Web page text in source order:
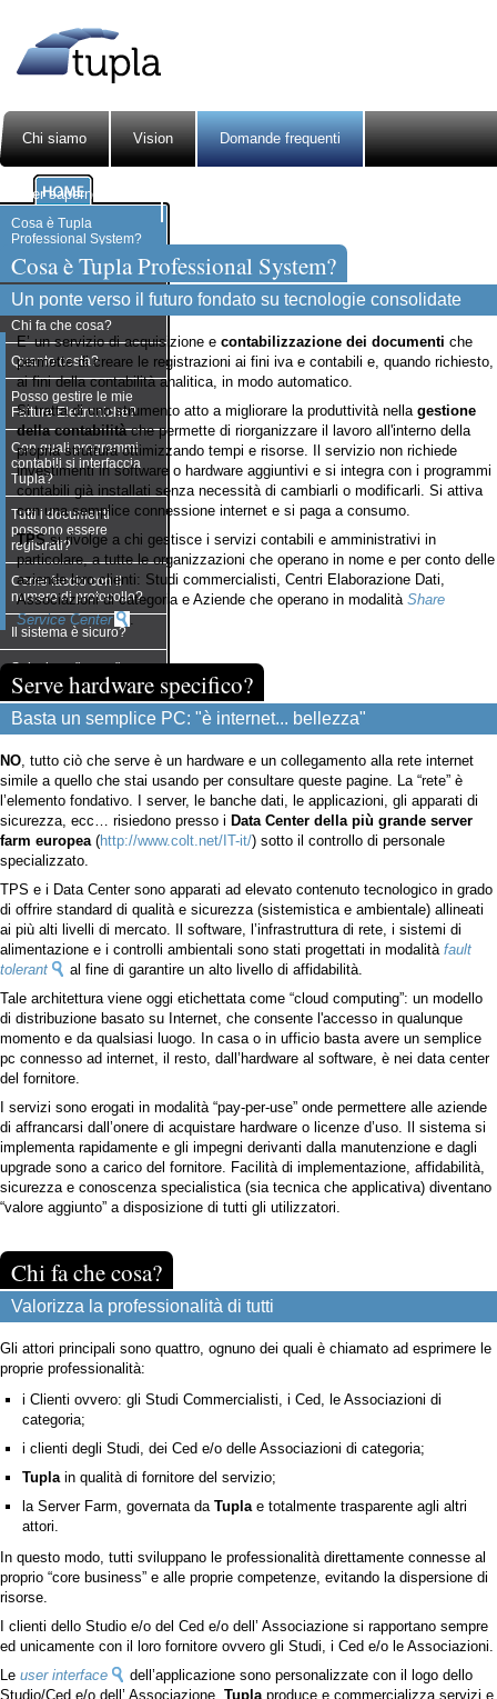
Chi siamo Vision Domande frequenti
Per saperne di più
Cosa è Tupla
Professional System?
Serve hardware
specifico?
Chi fa che cosa?
Quanto costa?
Posso gestire le mie
Fatture Elettroniche?
Con quali programmi
contabili si interfaccia
Tupla?
Tutti i documenti
possono essere
registrati?
Come faccio con il
numero di protocollo?
Il sistema è sicuro?
Soluzione "green"
Cosa è Tupla Professional System?
Un ponte verso il futuro fondato su tecnologie consolidate
E’ un servizio di acquisizione e contabilizzazione dei documenti che
permette di creare le registrazioni ai fini iva e contabili e, quando richiesto,
ai fini della contabilità analitica, in modo automatico.
Si tratta di uno strumento atto a migliorare la produttività nella gestione
della contabilitàche permette di riorganizzare il lavoro all'interno della
propria struttura ottimizzando tempi e risorse. Il servizio non richiede
investimenti in software o hardware aggiuntivi e si integra con i programmi
contabili già installati senza necessità di cambiarli o modificarli. Si attiva
con una semplice connessione internet e si paga a consumo.
TPSsi rivolge a chi gestisce i servizi contabili e amministrativi in
particolare, a tutte le organizzazioni che operano in nome e per conto delle
aziende loro clienti: Studi commercialisti, Centri Elaborazione Dati,
Associazioni di categoria e Aziende che operano in modalità Share
Service Center
.
Serve hardware specifico?
Basta un semplice PC: "è internet... bellezza"
NO, tutto ciò che serve è un hardware e un collegamento alla rete internet
simile a quello che stai usando per consultare queste pagine. La “rete” è
l’elemento fondativo. I server, le banche dati, le applicazioni, gli apparati di
sicurezza, ecc… risiedono presso i Data Center della più grande server
farm europea(http://www.colt.net/IT-it/) sotto il controllo di personale
specializzato.
TPS e i Data Center sono apparati ad elevato contenuto tecnologico in grado
di offrire standard di qualità e sicurezza (sistemistica e ambientale) allineati
ai più alti livelli di mercato. Il software, l’infrastruttura di rete, i sistemi di
alimentazione e i controlli ambientali sono stati progettati in modalità fault
tolerant
al fine di garantire un alto livello di affidabilità.
Tale architettura viene oggi etichettata come “cloud computing”: un modello
di distribuzione basato su Internet, che consente l'accesso in qualunque
momento e da qualsiasi luogo. In casa o in ufficio basta avere un semplice
pc connesso ad internet, il resto, dall’hardware al software, è nei data center
del fornitore.
I servizi sono erogati in modalità “pay-per-use” onde permettere alle aziende
di affrancarsi dall’onere di acquistare hardware o licenze d’uso. Il sistema si
implementa rapidamente e gli impegni derivanti dalla manutenzione e dagli
upgrade sono a carico del fornitore. Facilità di implementazione, affidabilità,
sicurezza e conoscenza specialistica (sia tecnica che applicativa) diventano
“valore aggiunto” a disposizione di tutti gli utilizzatori.
Chi fa che cosa?
Valorizza la professionalità di tutti
Gli attori principali sono quattro, ognuno dei quali è chiamato ad esprimere le
proprie professionalità:
i Clienti ovvero: gli Studi Commercialisti, i Ced, le Associazioni di
categoria;
i clienti degli Studi, dei Ced e/o delle Associazioni di categoria;
Tuplain qualità di fornitore del servizio;
la Server Farm, governata daTuplae totalmente trasparente agli altri
attori.
In questo modo, tutti sviluppano le professionalità direttamente connesse al
proprio “core business” e alle proprie competenze, evitando la dispersione di
risorse.
I clienti dello Studio e/o del Ced e/o dell’ Associazione si rapportano sempre
ed unicamente con il loro fornitore ovvero gli Studi, i Ced e/o le Associazioni.
Le user interface
dell’applicazione sono personalizzate con il logo dello
Studio/Ced e/o dell’ Associazione. Tuplaproduce e commercializza servizi e